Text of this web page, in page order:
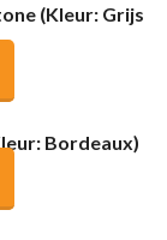
(Kleur: Grijs
Bordeaux)